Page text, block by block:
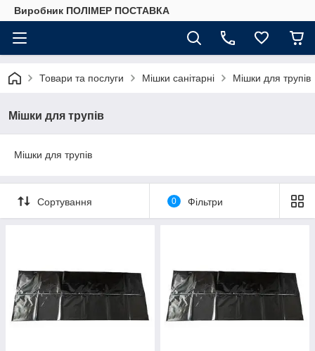
Виробник ПОЛІМЕР ПОСТАВКА
Товари та послуги Мішки санітарні Мішки для трупів
Мішки для трупів
Мішки для трупів
Сортування 0 Фільтри